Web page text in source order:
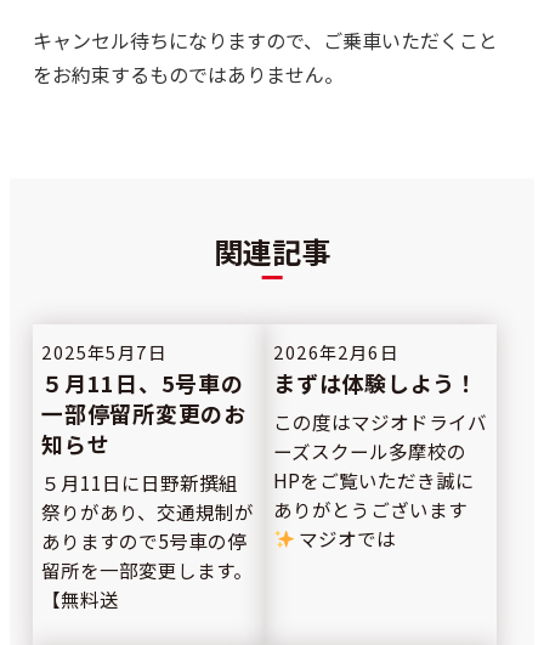
キャンセル待ちになりますので、ご乗車いただくこと
をお約束するものではありません。
関連記事
2025年5月7日
５月11日、5号車の
一部停留所変更のお
知らせ
５月11日に日野新撰組
祭りがあり、交通規制が
ありますので5号車の停
留所を一部変更します。
【無料送
2026年2月6日
まずは体験しよう！
この度はマジオドライバ
ーズスクール多摩校の
HPをご覧いただき誠に
ありがとうございます
マジオでは